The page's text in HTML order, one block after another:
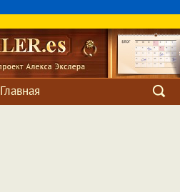
Главная